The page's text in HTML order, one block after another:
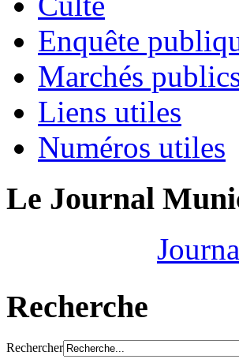
Enquête
Marchés
Liens utiles
Numéros utiles
Le Journal
Recherche
Rechercher